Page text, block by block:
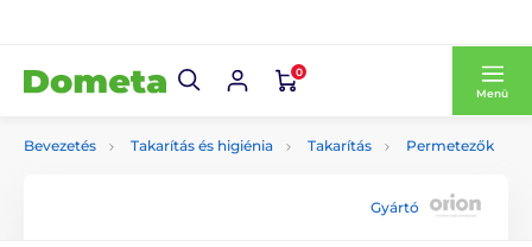
0
Menü
Bevezetés Takarítás és higiénia Takarítás Permetezők
Gyártó